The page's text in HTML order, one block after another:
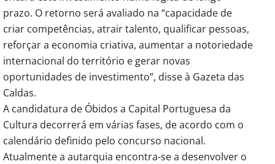
prazo. O retorno será avaliado na “capacidade de
criar competências, atrair talento, qualificar pessoas,
reforçar a economia criativa, aumentar a notoriedade
internacional do território e gerar novas
oportunidades de investimento”, disse à Gazeta das
Caldas.
A candidatura de Óbidos a Capital Portuguesa da
Cultura decorrerá em várias fases, de acordo com o
calendário definido pelo concurso nacional.
Atualmente a autarquia encontra-se a desenvolver o